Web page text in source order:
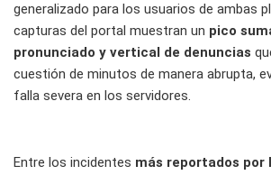
generalizado para los usuarios de ambas
capturas del portal muestran un pico
pronunciado y vertical de denuncias
cuestión de minutos de manera abrupta,
falla severa en los servidores.
Entre los incidentes más reportados por